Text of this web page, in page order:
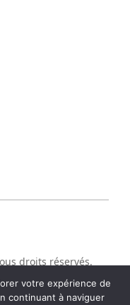
droits réservés.
votre expérience de
continuant à naviguer